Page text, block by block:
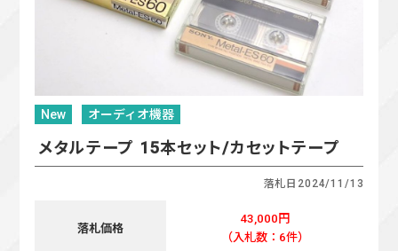
New オーディオ機器
メタルテープ 15本セット/カセットテープ
落札日 2024/11/13
落札価格
43,000円
（入札数：6件）